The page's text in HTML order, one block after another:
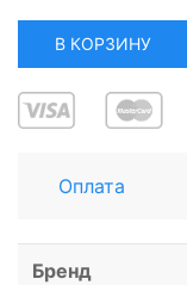
В КОРЗИНУ
Оплата
Бренд